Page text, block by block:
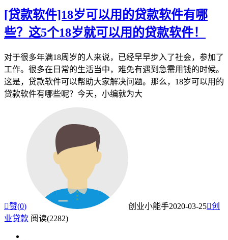
[贷款软件]18岁可以用的贷款软件有哪
些？这5个18岁就可以用的贷款软件！
对于很多年满18周岁的人来说，已经早早步入了社会，参加了
工作。很多在日常的生活当中，难免有遇到急需用钱的时候。
这是，贷款软件可以帮助大家解决问题。那么，18岁可以用的
贷款软件有哪些呢？今天，小编就为大
赞(0) 创业小能手2020-03-25创
业贷款 阅读(2282)